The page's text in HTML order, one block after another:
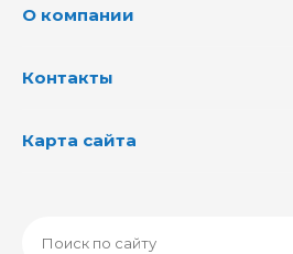
О компании
Контакты
Карта сайта